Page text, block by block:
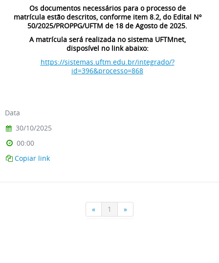
Os documentos necessários para o processo de
matrícula estão descritos, conforme item 8.2, do Edital Nº
50/2025/PROPPG/UFTM de 18 de Agosto de 2025.
A matrícula será realizada no sistema UFTMnet,
disposível no link abaixo:
https://sistemas.uftm.edu.br/integrado/?
id=396&processo=868
Data
30/10/2025
00:00
Copiar link
« 1 »